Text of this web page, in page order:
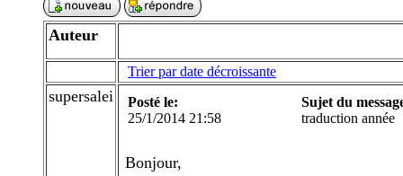
Auteur
Trier par date décroissante
supersalei
Posté le:
25/1/2014 21:58
Sujet du
traduction année
Bonjour,